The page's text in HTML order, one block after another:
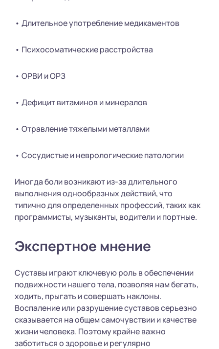
• Длительное употребление медикаментов
• Психосоматические расстройства
• ОРВИ и ОРЗ
• Дефицит витаминов и минералов
• Отравление тяжелыми металлами
• Сосудистые и неврологические патологии
Иногда боли возникают из-за длительного
выполнения однообразных действий, что
типично для определенных профессий, таких как
программисты, музыканты, водители и портные.
Экспертное мнение
Суставы играют ключевую роль в обеспечении
подвижности нашего тела, позволяя нам бегать,
ходить, прыгать и совершать наклоны.
Воспаление или разрушение суставов серьезно
сказывается на общем самочувствии и качестве
жизни человека. Поэтому крайне важно
заботиться о здоровье и регулярно